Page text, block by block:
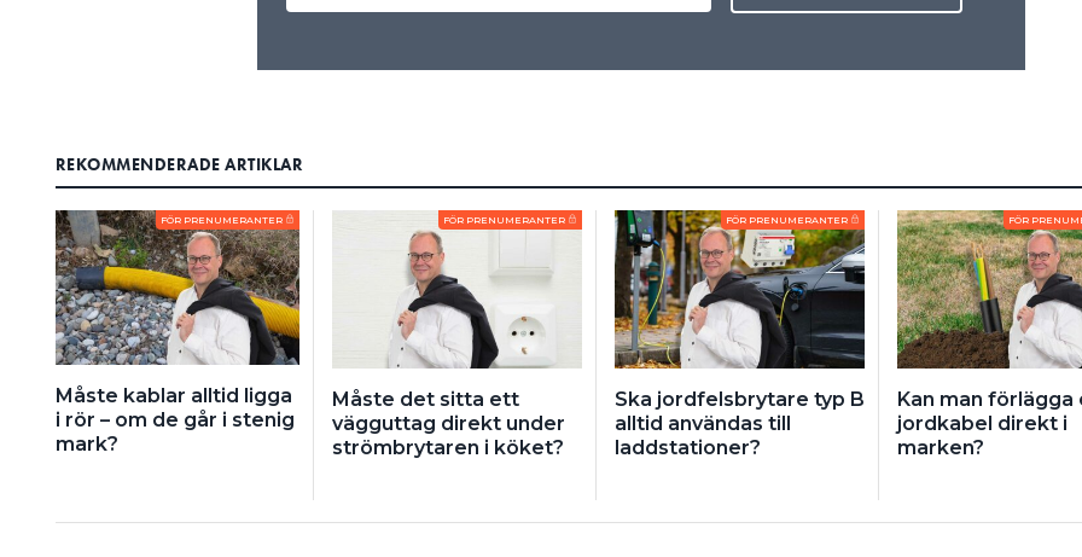
REKOMMENDERADE ARTIKLAR
FÖR PRENUMERANTER
Måste kablar alltid ligga
i rör – om de går i stenig
mark?
FÖR PRENUMERANTER
Måste det sitta ett
vägguttag direkt under
strömbrytaren i köket?
FÖR PRENUMERANTER
Ska jordfelsbrytare typ B
alltid användas till
laddstationer?
FÖR
Kan man förlägga
jordkabel direkt i
marken?